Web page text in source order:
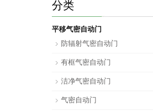
分类
平移气密自动门
防辐射气密自动门
有框气密自动门
洁净气密自动门
气密自动门